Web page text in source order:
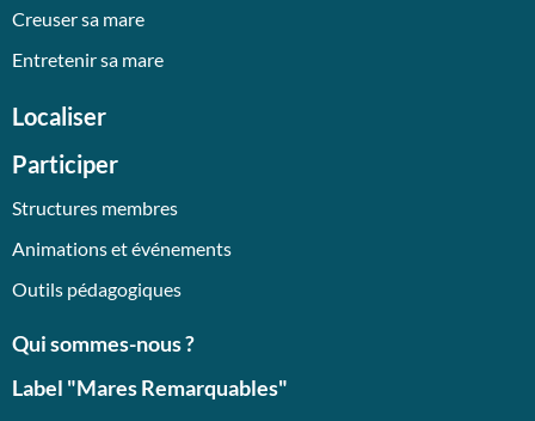
Creuser sa mare
Entretenir sa mare
Localiser
Participer
Structures membres
Animations et événements
Outils pédagogiques
Qui sommes-nous ?
Label "Mares Remarquables"